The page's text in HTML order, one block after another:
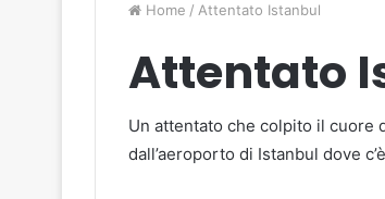
Home / Attentato Istanbul
Attentato
Un attentato che colpito il cuore
dall’aeroporto di Istanbul dove